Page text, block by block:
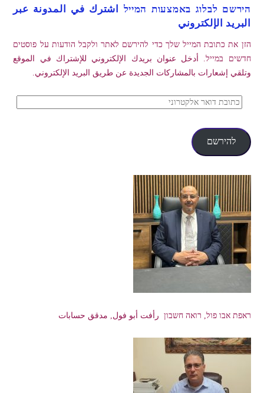
הירשם לבלוג באמצעות המייל اشترك في المدونة عبر
البريد الإلكتروني
הזן את כתובת המייל שלך כדי להירשם לאתר ולקבל הודעות על פוסטים
חדשים במייל. أدخل عنوان بريدك الإلكتروني للإشتراك في الموقع
وتلقي إشعارات بالمشاركات الجديدة عن طريق البريد الإلكتروني.
כתובת
אלקטרוני
להירשם
ראפת אבו פול, רואה חשבון رأفت أبو فول, مدقق حسابات